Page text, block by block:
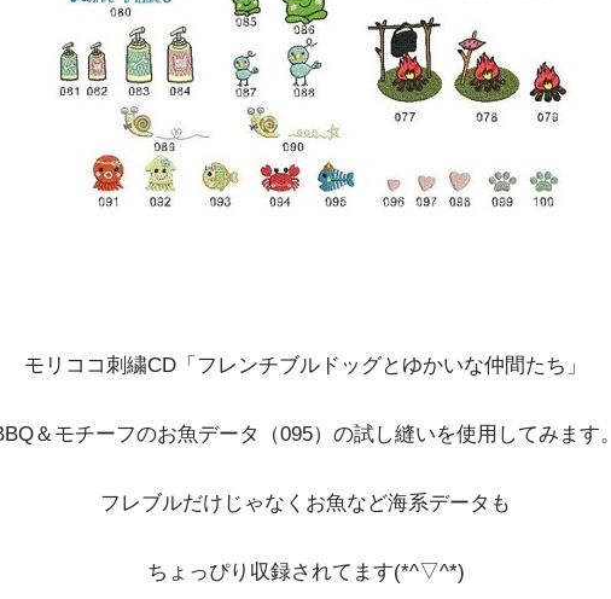
モリココ刺繍CD「フレンチブルドッグとゆかいな仲間たち」
＆モチーフのお魚データ（095）の試し縫いを使用してみます。
フレブルだけじゃなくお魚など海系データも
ちょっぴり収録されてます(*^▽^*)